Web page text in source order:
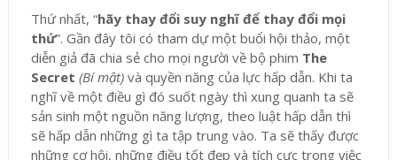
Thứ nhất, “hãy thay đổi suy nghĩ để thay đổi mọi
thứ”. Gần đây tôi có tham dự một buổi hội thảo, một
diễn giả đã chia sẻ cho mọi người về bộ phim The
Secret (Bí mật)và quyền năng của lực hấp dẫn. Khi ta
nghĩ về một điều gì đó suốt ngày thì xung quanh ta sẽ
sản sinh một nguồn năng lượng, theo luật hấp dẫn thì
sẽ hấp dẫn những gì ta tập trung vào. Ta sẽ thấy được
những cơ hội, những điều tốt đẹp và tích cực trong việc